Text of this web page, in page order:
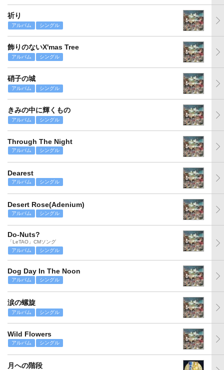
祈り
アルバム シングル
飾りのないX'mas Tree
アルバム シングル
硝子の城
アルバム シングル
きみの中に輝くもの
アルバム シングル
Through The Night
アルバム シングル
Dearest
アルバム シングル
Desert Rose(Adenium)
アルバム シングル
Do-Nuts?
「LeTAO」CMソング
アルバム
シングル
Dog Day In The Noon
アルバム シングル
涙の螺旋
アルバム シングル
Wild Flowers
アルバム シングル
月への階段